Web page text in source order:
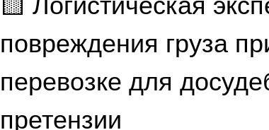
повреждения груза
перевозке для
претензии